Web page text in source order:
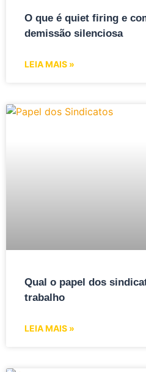
O que é quiet firing e
demissão silenciosa
LEIA MAIS »
Qual o papel dos
trabalho
LEIA MAIS »